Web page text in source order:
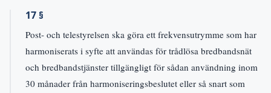
17 §
Post- och telestyrelsen ska göra ett frekvensutrymme som har
harmoniserats i syfte att användas för trådlösa bredbandsnät
och bredbandstjänster tillgängligt för sådan användning inom
30 månader från harmoniseringsbeslutet eller så snart som